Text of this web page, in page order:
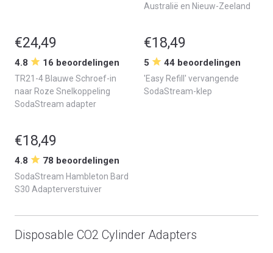
Australië en Nieuw-Zeeland
€24,49
4.8 16 beoordelingen
TR21-4 Blauwe Schroef-in
naar Roze Snelkoppeling
SodaStream adapter
€18,49
5 44 beoordelingen
'Easy Refill' vervangende
SodaStream-klep
€18,49
4.8 78 beoordelingen
SodaStream Hambleton Bard
S30 Adapterverstuiver
Disposable CO2 Cylinder Adapters